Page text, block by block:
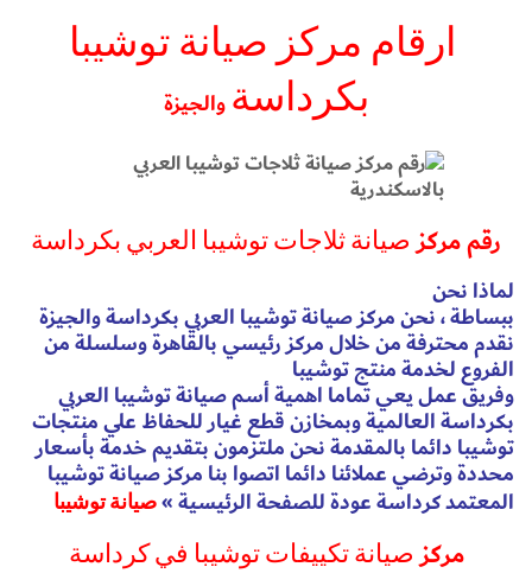
ارقام مركز صيانة توشيبا
بكرداسةوالجيزة
رقم مركزصيانة ثلاجات توشيبا العربي بكرداسة
لماذا نحن
ببساطة ، نحن مركز صيانة توشيبا العربي بكرداسة والجيزة
نقدم محترفة من خلال مركز رئيسي بالقاهرة وسلسلة من
الفروع لخدمة منتج توشيبا
وفريق عمل يعي تماما اهمية أسم صيانة توشيبا العربي
بكرداسة العالمية وبمخازن قطع غيار للحفاظ علي منتجات
توشيبا دائما بالمقدمة نحن ملتزمون بتقديم خدمة بأسعار
محددة وترضي عملائنا دائما اتصوا بنا مركز صيانة توشيبا
المعتمد كرداسة عودة للصفحة الرئيسية»صيانة توشيبا
مركزصيانة تكييفات توشيبا في كرداسة